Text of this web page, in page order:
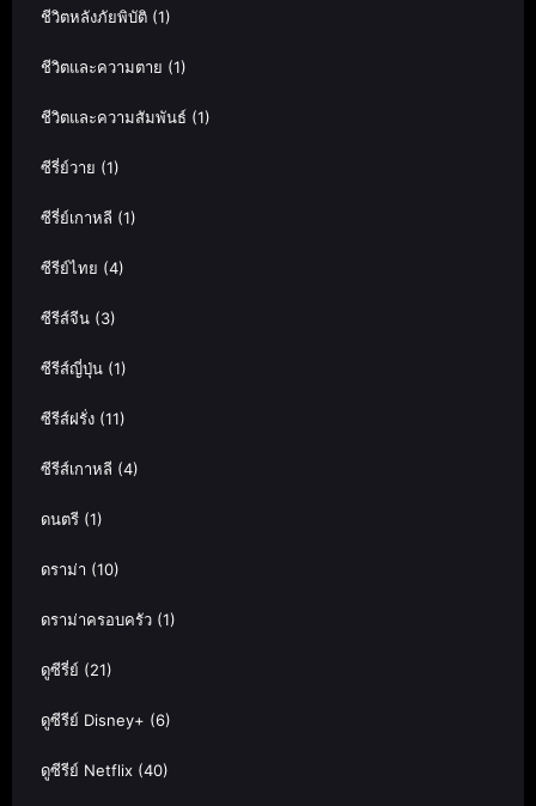
ชีวิตหลังภัยพิบัติ (1)
ชีวิตและความตาย (1)
ชีวิตและความสัมพันธ์ (1)
ซีรี่ย์วาย (1)
ซีรี่ย์เกาหลี (1)
ซีรีย์ไทย (4)
ซีรีส์จีน (3)
ซีรีส์ญี่ปุ่น (1)
ซีรีส์ฝรั่ง (11)
ซีรีส์เกาหลี (4)
ดนตรี (1)
ดราม่า (10)
ดราม่าครอบครัว (1)
ดูซีรี่ย์ (21)
ดูซีรีย์ Disney+ (6)
ดูซีรีย์ Netflix (40)